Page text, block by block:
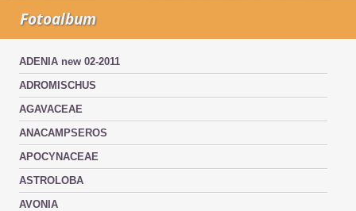
Fotoalbum
ADENIA new 02-2011
ADROMISCHUS
AGAVACEAE
ANACAMPSEROS
APOCYNACEAE
ASTROLOBA
AVONIA